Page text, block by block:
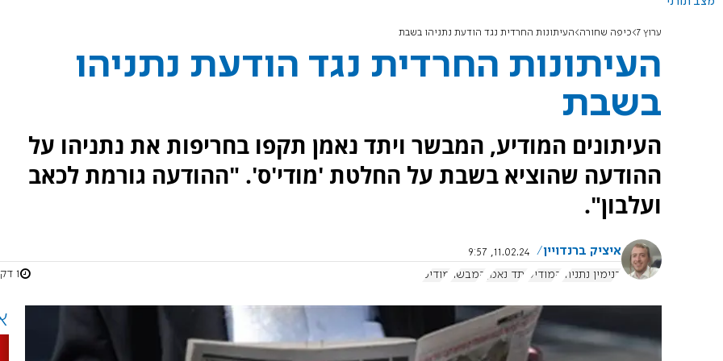
ערוץ 7 כיפה שחורה העיתונות החרדית נגד הודעת נתניהו בשבת
העיתונות החרדית נגד הודעת נתניהו
בשבת
העיתונים המודיע, המבשר ויתד נאמן תקפו בחריפות את נתניהו על
ההודעה שהוציא בשבת על החלטת 'מודי'ס'. "ההודעה גורמת לכאב
ועלבון".
איציק ברנדויין
11.02.24, 9:57
בנימין נתניהו המודיע יתד נאמן המבשר מודיס 1 דקות